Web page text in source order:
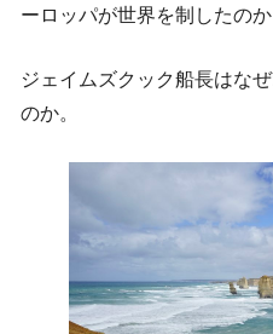
ーロッパが世界を制したのか
ジェイムズクック船長はな
のか。